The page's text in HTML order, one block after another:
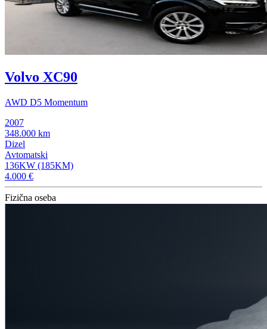
Volvo XC90
AWD D5 Momentum
2007
348.000 km
Dizel
Avtomatski
136KW (185KM)
4.000 €
Fizična oseba